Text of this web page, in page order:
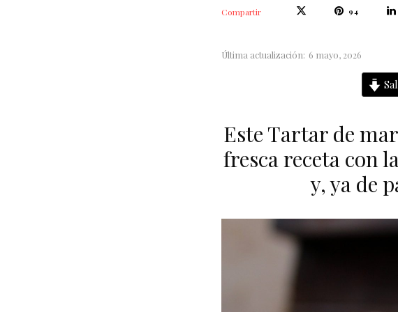
Compartir 94
Última actualización: 6 mayo, 2026
Este Tartar de
fresca receta con
y, ya de